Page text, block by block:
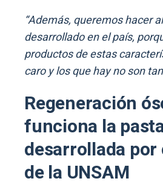
“Además, queremos hacer
desarrollado en el país,
productos de estas
caro y los que hay no son
Regeneración
funciona la
desarrollada
de la UNSAM